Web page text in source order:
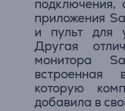
подключения,
приложения
и пульт для
Другая
монитора
встроенная
которую
добавила в